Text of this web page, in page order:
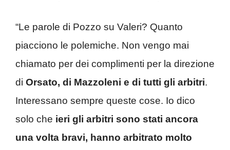
“Le parole di Pozzo su Valeri? Quanto
piacciono le polemiche. Non vengo mai
chiamato per dei complimenti per la direzione
di Orsato, di Mazzoleni e di tutti gli arbitri.
Interessano sempre queste cose. Io dico
solo che ieri gli arbitri sono stati ancora
una volta bravi, hanno arbitrato molto